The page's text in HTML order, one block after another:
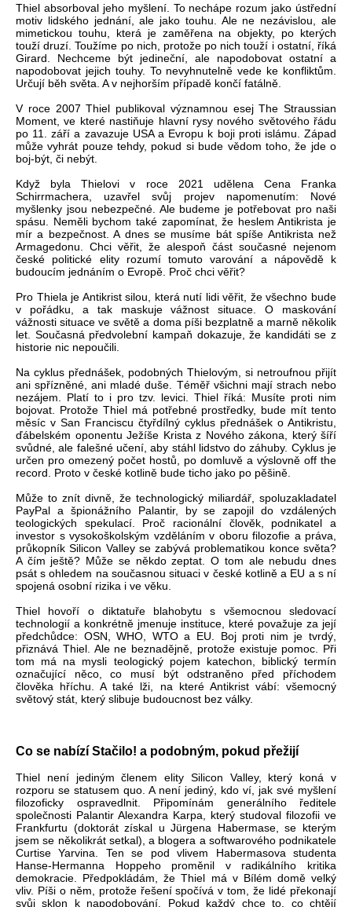
Thiel absorboval jeho myšlení. To nechápe rozum jako ústřední
motiv lidského jednání, ale jako touhu. Ale ne nezávislou, ale
mimetickou touhu, která je zaměřena na objekty, po kterých
touží druzí. Toužíme po nich, protože po nich touží i ostatní, říká
Girard. Nechceme být jedineční, ale napodobovat ostatní a
napodobovat jejich touhy. To nevyhnutelně vede ke konfliktům.
Určují běh světa. A v nejhorším případě končí fatálně.
V roce 2007 Thiel publikoval významnou esej The Straussian
Moment, ve které nastiňuje hlavní rysy nového světového řádu
po 11. září a zavazuje USA a Evropu k boji proti islámu. Západ
může vyhrát pouze tehdy, pokud si bude vědom toho, že jde o
boj-být, či nebýt.
Když byla Thielovi v roce 2021 udělena Cena Franka
Schirrmachera, uzavřel svůj projev napomenutím: Nové
myšlenky jsou nebezpečné. Ale budeme je potřebovat pro naši
spásu. Neměli bychom také zapomínat, že heslem Antikrista je
mír a bezpečnost. A dnes se musíme bát spíše Antikrista než
Armagedonu. Chci věřit, že alespoň část současné nejenom
české politické elity rozumí tomuto varování a nápovědě k
budoucím jednáním o Evropě. Proč chci věřit?
Pro Thiela je Antikrist silou, která nutí lidi věřit, že všechno bude
v pořádku, a tak maskuje vážnost situace. O maskování
vážnosti situace ve světě a doma píši bezplatně a marně několik
let. Současná předvolební kampaň dokazuje, že kandidáti se z
historie nic nepoučili.
Na cyklus přednášek, podobných Thielovým, si netroufnou přijít
ani spřízněné, ani mladé duše. Téměř všichni mají strach nebo
nezájem. Platí to i pro tzv. levici. Thiel říká: Musíte proti nim
bojovat. Protože Thiel má potřebné prostředky, bude mít tento
měsíc v San Franciscu čtyřdílný cyklus přednášek o Antikristu,
ďábelském oponentu Ježíše Krista z Nového zákona, který šíří
svůdné, ale falešné učení, aby stáhl lidstvo do záhuby. Cyklus je
určen pro omezený počet hostů, po domluvě a výslovně off the
record. Proto v české kotlině bude ticho jako po pěšině.
Může to znít divně, že technologický miliardář, spoluzakladatel
PayPal a špionážního Palantir, by se zapojil do vzdálených
teologických spekulací. Proč racionální člověk, podnikatel a
investor s vysokoškolským vzděláním v oboru filozofie a práva,
průkopník Silicon Valley se zabývá problematikou konce světa?
A čím ještě? Může se někdo zeptat. O tom ale nebudu dnes
psát s ohledem na současnou situaci v české kotlině a EU a s ní
spojená osobní rizika i ve věku.
Thiel hovoří o diktatuře blahobytu s všemocnou sledovací
technologií a konkrétně jmenuje instituce, které považuje za její
předchůdce: OSN, WHO, WTO a EU. Boj proti nim je tvrdý,
přiznává Thiel. Ale ne beznadějně, protože existuje pomoc. Při
tom má na mysli teologický pojem katechon, biblický termín
označující něco, co musí být odstraněno před příchodem
člověka hříchu. A také lži, na které Antikrist vábí: všemocný
světový stát, který slibuje budoucnost bez války.
Co se nabízí Stačilo! a podobným, pokud přežijí
Thiel není jediným členem elity Silicon Valley, který koná v
rozporu se statusem quo. A není jediný, kdo ví, jak své myšlení
filozoficky ospravedlnit. Připomínám generálního ředitele
společnosti Palantir Alexandra Karpa, který studoval filozofii ve
Frankfurtu (doktorát získal u Jürgena Habermase, se kterým
jsem se několikrát setkal), a blogera a softwarového podnikatele
Curtise Yarvina. Ten se pod vlivem Habermasova studenta
Hanse-Hermanna Hoppeho proměnil v radikálního kritika
demokracie. Předpokládám, že Thiel má v Bílém domě velký
vliv. Píši o něm, protože řešení spočívá v tom, že lidé překonají
svůj sklon k napodobování. Pokud každý chce to, co chtějí